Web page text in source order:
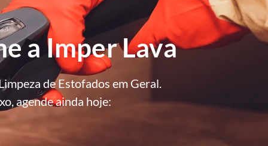
a Imper Lava
de Estofados em Geral.
agende ainda hoje: